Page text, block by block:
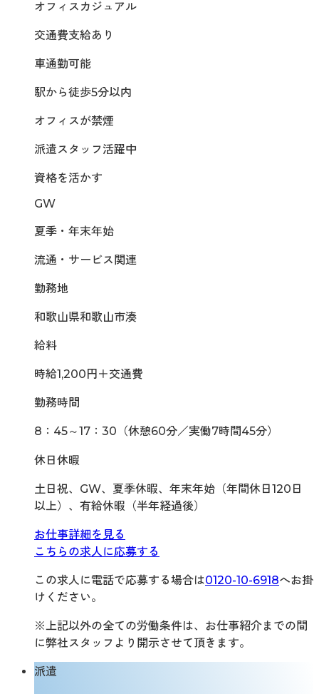
オフィスカジュアル
交通費支給あり
車通勤可能
駅から徒歩5分以内
オフィスが禁煙
派遣スタッフ活躍中
資格を活かす
GW
夏季・年末年始
流通・サービス関連
勤務地
和歌山県和歌山市湊
給料
時給1,200円＋交通費
勤務時間
8：45～17：30（休憩60分／実働7時間45分）
休日休暇
土日祝、GW、夏季休暇、年末年始（年間休日120日
以上）、有給休暇（半年経過後）
お仕事詳細を見る
こちらの求人に応募する
この求人に電話で応募する場合は0120-10-6918へお掛
けください。
※上記以外の全ての労働条件は、お仕事紹介までの間
に弊社スタッフより開示させて頂きます。
派遣